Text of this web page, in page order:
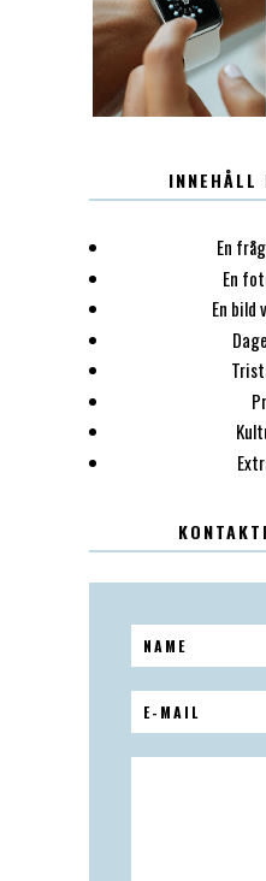
12.30
INNEHÅLL
En
En
En bild